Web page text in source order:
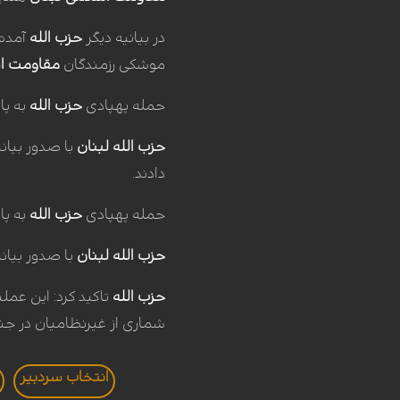
در بیانیه دیگر حزب الله
موشکی رزمندگان مقاومت
حمله پهپادی حزب الله به
حزب الله لبنان با صدور
دادند.
حمله پهپادی حزب الله به
حزب الله لبنان با صدور
حزب الله تاکید کرد: این
شماری از غیرنظامیان در
انتخاب سردبير